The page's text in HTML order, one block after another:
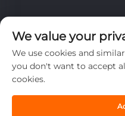
Copyright © 2025 Jiangsu
Co., Ltd. Kaikki
We value your
We use cookies and
you don't want to accept
cookies.